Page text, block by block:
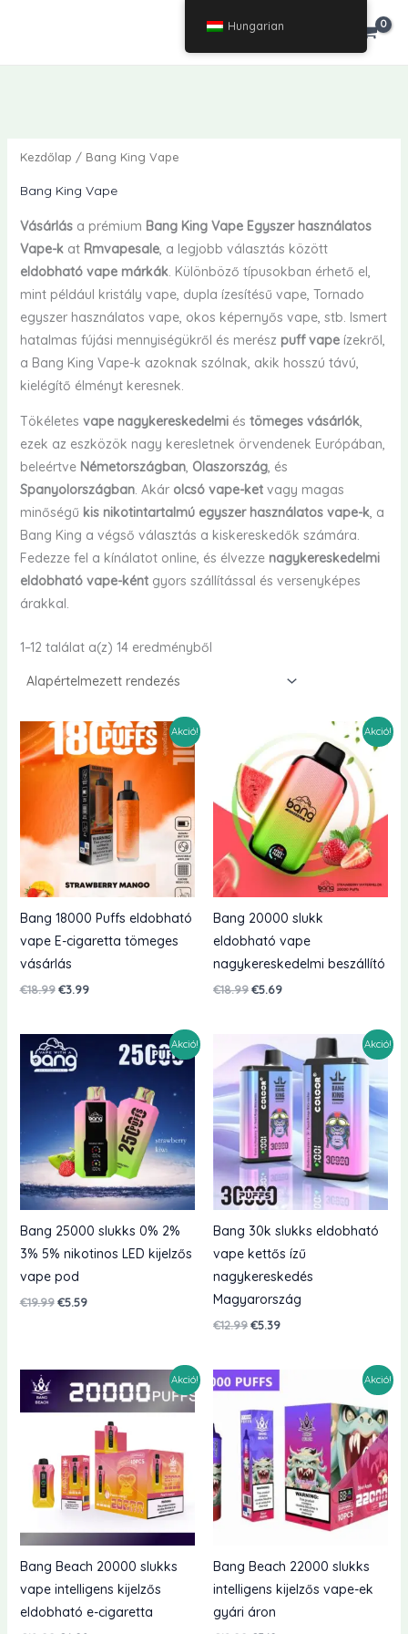
Kezdőlap / Bang King Vape
Bang King Vape
Vásárlása prémium Bang King Vape Egyszer használatos
Vape-kat Rmvapesale, a legjobb választás között
eldobható vape márkák. Különböző típusokban érhető el,
mint például kristály vape, dupla ízesítésű vape, Tornado
egyszer használatos vape, okos képernyős vape, stb. Ismert
hatalmas fújási mennyiségükről és merész puff vapeízekről,
a Bang King Vape-k azoknak szólnak, akik hosszú távú,
kielégítő élményt keresnek.
Tökéletes vape nagykereskedelmiés tömeges vásárlók,
ezek az eszközök nagy keresletnek örvendenek Európában,
beleértve Németországban, Olaszország, és
Spanyolországban. Akár olcsó vape-ketvagy magas
minőségű kis nikotintartalmú egyszer használatos vape-k, a
Bang King a végső választás a kiskereskedők számára.
Fedezze fel a kínálatot online, és élvezze nagykereskedelmi
eldobható vape-kéntgyors szállítással és versenyképes
árakkal.
1–12 találat a(z) 14 eredményből
Akció!
Bang 18000 Puffs eldobható
vape E-cigaretta tömeges
vásárlás
€18.99 Eredeti
€3.99Jelenlegi
Akció!
Bang 20000 slukk
eldobható vape
nagykereskedelmi beszállító
€18.99Eredeti
€5.69Jelenlegi
Akció!
Bang 25000 slukks 0% 2%
3% 5% nikotinos LED kijelzős
vape pod
€19.99 Eredeti
€5.59Jelenlegi
Akció!
Bang 30k slukks eldobható
vape kettős ízű
nagykereskedés
Magyarország
€12.99Eredeti
€5.39Jelenlegi
Akció!
Bang Beach 20000 slukks
vape intelligens kijelzős
eldobható e-cigaretta
Akció!
Bang Beach 22000 slukks
intelligens kijelzős vape-ek
gyári áron
Hungarian